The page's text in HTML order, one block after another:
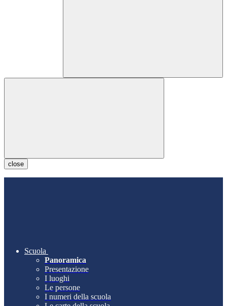
close
Scuola
Panoramica
Presentazione
I luoghi
Le persone
I numeri della scuola